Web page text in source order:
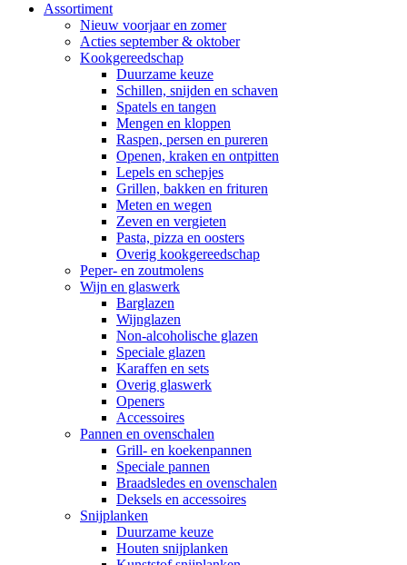
Assortiment
Nieuw voorjaar en zomer
Acties september & oktober
Kookgereedschap
Duurzame keuze
Schillen, snijden en schaven
Spatels en tangen
Mengen en kloppen
Raspen, persen en pureren
Openen, kraken en ontpitten
Lepels en schepjes
Grillen, bakken en frituren
Meten en wegen
Zeven en vergieten
Pasta, pizza en oosters
Overig kookgereedschap
Peper- en zoutmolens
Wijn en glaswerk
Barglazen
Wijnglazen
Non-alcoholische glazen
Speciale glazen
Karaffen en sets
Overig glaswerk
Openers
Accessoires
Pannen en ovenschalen
Grill- en koekenpannen
Speciale pannen
Braadsledes en ovenschalen
Deksels en accessoires
Snijplanken
Duurzame keuze
Houten snijplanken